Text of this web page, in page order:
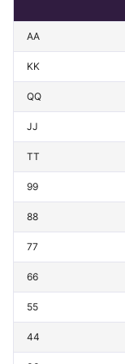
АА
KK
QQ
JJ
TT
99
88
77
66
55
44